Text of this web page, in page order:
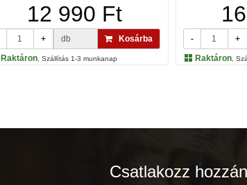
12 990 Ft
+ db
Kosárba
Raktáron, Szállítás 1-3 munkanap
- +
Raktáron,
Csatlakozz